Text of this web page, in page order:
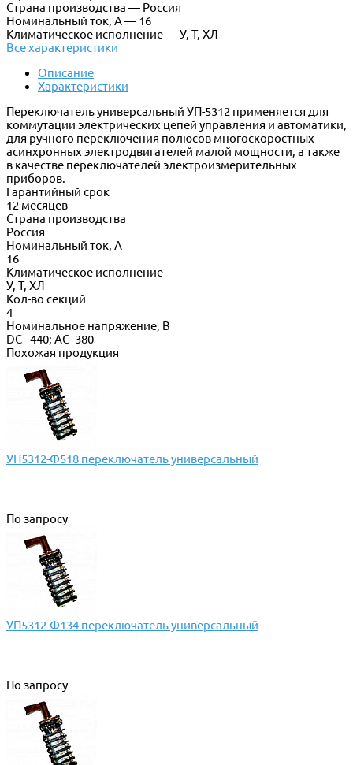
Страна производства — Россия
Номинальный ток, А — 16
Климатическое исполнение — У, Т, ХЛ
Все характеристики
Описание
Характеристики
Переключатель универсальный УП-5312 применяется для
коммутации электрических цепей управления и автоматики,
для ручного переключения полюсов многоскоростных
асинхронных электродвигателей малой мощности, а также
в качестве переключателей электроизмерительных
приборов.
Гарантийный срок
12 месяцев
Страна производства
Россия
Номинальный ток, А
16
Климатическое исполнение
У, Т, ХЛ
Кол-во секций
4
Номинальное напряжение, В
DC - 440; AC- 380
Похожая продукция
УП5312-Ф518 переключатель универсальный
По запросу
УП5312-Ф134 переключатель универсальный
По запросу